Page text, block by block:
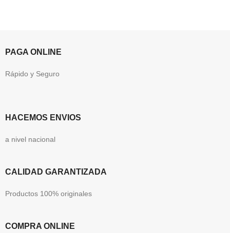
PAGA ONLINE
Rápido y Seguro
HACEMOS ENVIOS
a nivel nacional
CALIDAD GARANTIZADA
Productos 100% originales
COMPRA ONLINE